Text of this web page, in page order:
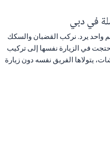
في دبي
واحد يرد. نركب القضبان والسكك
احتجت في الزيارة نفسها إلى تركيب
يتولاها الفريق نفسه دون زيارة